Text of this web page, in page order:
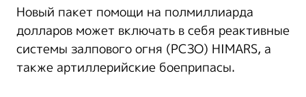
Новый пакет помощи на полмиллиарда
долларов может включать в себя реактивные
системы залпового огня (РСЗО) HIMARS, а
также артиллерийские боеприпасы.